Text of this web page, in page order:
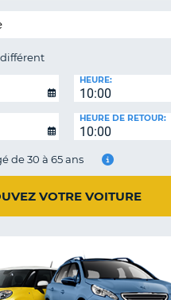
10:00
HEURE:
10:00
HEURE DE RETOUR:
de 30 à 65 ans
VOTRE VOITURE